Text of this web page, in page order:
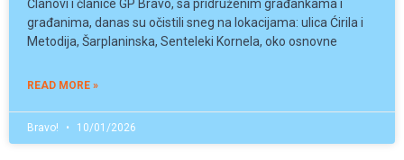
Članovi i članice GP Bravo, sa pridruženim građankama i
građanima, danas su očistili sneg na lokacijama: ulica Ćirila i
Metodija, Šarplaninska, Senteleki Kornela, oko osnovne
READ MORE »
Bravo! 10/01/2026